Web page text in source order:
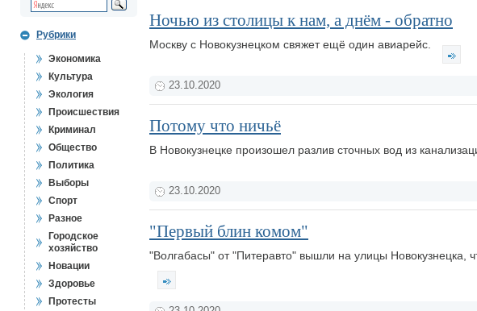
Рубрики
Экономика
Культура
Экология
Происшествия
Криминал
Общество
Политика
Выборы
Спорт
Разное
Городское
хозяйство
Новации
Здоровье
Протесты
Ночью из столицы к нам, а днём - обратно
Москву с Новокузнецком свяжет ещё один авиарейс.
23.10.2020
Потому что ничьё
В Новокузнецке произошел разлив сточных вод из
23.10.2020
"Первый блин комом"
"Волгабасы" от "Питеравто" вышли на улицы Новокузнецка,